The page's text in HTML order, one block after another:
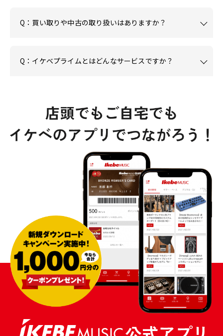
Q：買い取りや中古の取り扱いはありますか？
Q：イケベプライムとはどんなサービスですか？